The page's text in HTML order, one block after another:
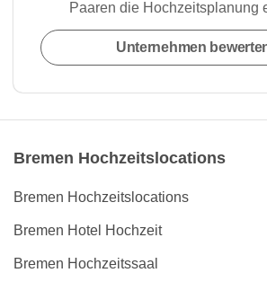
Paaren die Hochzeitsplanung
Unternehmen
Bremen Hochzeitslocations
Bremen Hochzeitslocations
Bremen Hotel Hochzeit
Bremen Hochzeitssaal